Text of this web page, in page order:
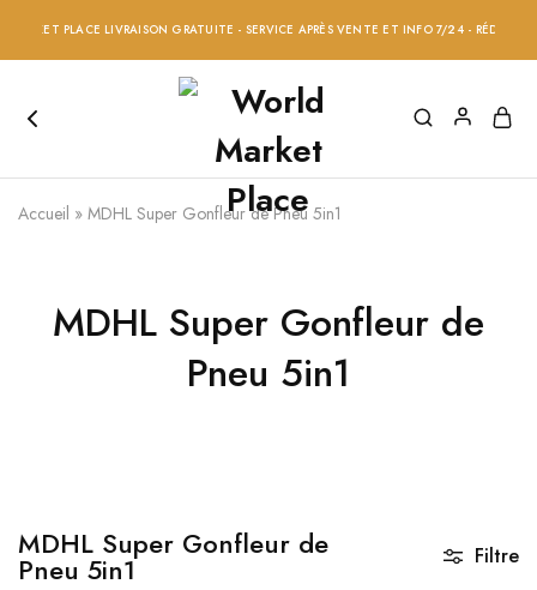
MARKET PLACE LIVRAISON GRATUITE - SERVICE APRÈS VENTE ET INFO 7/24 -
Accueil » MDHL Super Gonfleur de Pneu 5in1
MDHL Super Gonfleur de
Pneu 5in1
MDHL Super Gonfleur de
Pneu 5in1 Filtre